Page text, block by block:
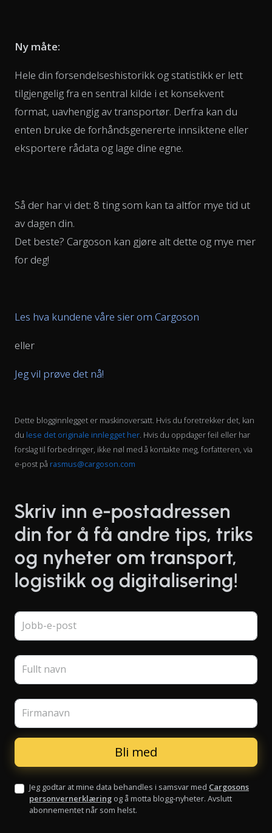
Ny måte:
Hele din forsendelseshistorikk og statistikk er lett
tilgjengelig fra en sentral kilde i et konsekvent
format, uavhengig av transportør. Derfra kan du
enten bruke de forhåndsgenererte innsiktene eller
eksportere rådata og lage dine egne.
Så der har vi det: 8 ting som kan ta altfor mye tid ut
av dagen din.
Det beste? Cargoson kan gjøre alt dette og mye mer
for deg!
Les hva kundene våre sier om Cargoson
eller
Jeg vil prøve det nå!
Dette blogginnlegget er maskinoversatt. Hvis du foretrekker det, kan
du lese det originale innlegget her. Hvis du oppdager feil eller har
forslag til forbedringer, ikke nøl med å kontakte meg, forfatteren, via
e-post på rasmus@cargoson.com
Skriv inn e-postadressen
din for å få andre tips, triks
og nyheter om transport,
logistikk og digitalisering!
Jobb-e-post
Fullt navn
Firmanavn
Jeg godtar at mine data behandles i samsvar med Cargosons
personvernerklæring og å motta blogg-nyheter. Avslutt
abonnementet når som helst.